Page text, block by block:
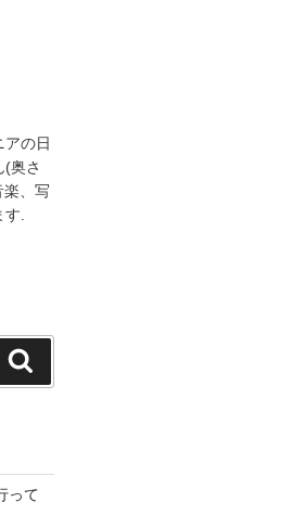
アの日
奥さ
、写
す.
索
って